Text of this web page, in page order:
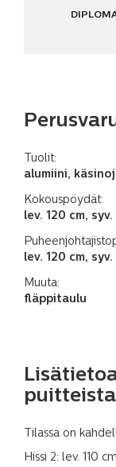
Tuolit:
alumiini,
Kokouspöydät:
lev. 120 cm,
lev. 120 cm,
Muuta:
fläppitaulu
puitteista
Tilassa on
Hissi 2: lev. 110